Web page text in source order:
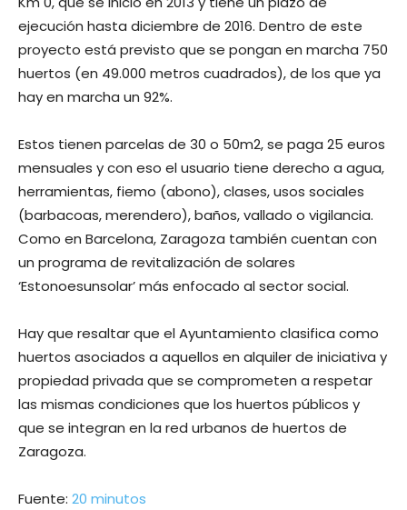
ejecución hasta diciembre de 2016. Dentro de este
proyecto está previsto que se pongan en marcha 750
huertos (en 49.000 metros cuadrados), de los que ya
hay en marcha un 92%.
Estos tienen parcelas de 30 o 50m2, se paga 25 euros
mensuales y con eso el usuario tiene derecho a agua,
herramientas, fiemo (abono), clases, usos sociales
(barbacoas, merendero), baños, vallado o vigilancia.
Como en Barcelona, Zaragoza también cuentan con
un programa de revitalización de solares
‘Estonoesunsolar’ más enfocado al sector social.
Hay que resaltar que el Ayuntamiento clasifica como
huertos asociados a aquellos en alquiler de iniciativa y
propiedad privada que se comprometen a respetar
las mismas condiciones que los huertos públicos y
que se integran en la red urbanos de huertos de
Zaragoza.
Fuente: 20 minutos